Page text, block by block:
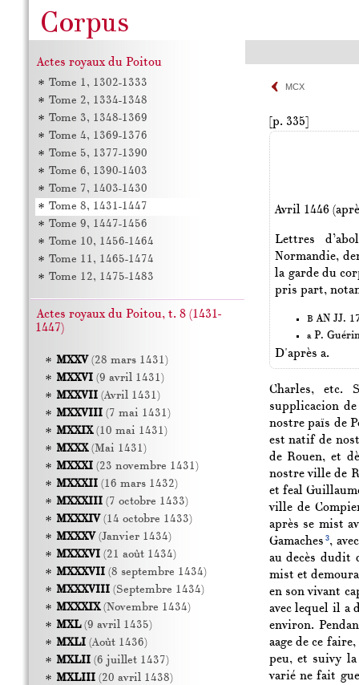
MCX
[p. 335]
Avril 1446
Lettres
Normandie,
la garde du
pris part,
B AN JJ.
aP.
D'après a.
Charles, etc.
supplicacion
nostre païs de
est natif de
de Rouen, et
nostre ville de
et feal
ville de
après se mist
Gamaches 3,
au decès dudit
mist et
en son vivant
avec lequel il a
environ.
aage de ce
peu, et suivy
varié ne fait
Actes royaux du Poitou
Tome 1, 1302-1333
Tome 2, 1334-1348
Tome 3, 1348-1369
Tome 4, 1369-1376
Tome 5, 1377-1390
Tome 6, 1390-1403
Tome 7, 1403-1430
Tome 8, 1431-1447
Tome 9, 1447-1456
Tome 10, 1456-1464
Tome 11, 1465-1474
Tome 12, 1475-1483
Actes royaux du Poitou, t. 8 (1431-
1447)
MXXV(28 mars 1431)
MXXVI(9 avril 1431)
MXXVII(Avril 1431)
MXXVIII(7 mai 1431)
MXXIX(10 mai 1431)
MXXX(Mai 1431)
MXXXI(23 novembre 1431)
MXXXII(16 mars 1432)
MXXXIII(7 octobre 1433)
MXXXIV(14 octobre 1433)
MXXXV(Janvier 1434)
MXXXVI(21 août 1434)
MXXXVII(8 septembre 1434)
MXXXVIII(Septembre 1434)
MXXXIX(Novembre 1434)
MXL(9 avril 1435)
MXLI(Août 1436)
MXLII(6 juillet 1437)
MXLIII(20 avril 1438)